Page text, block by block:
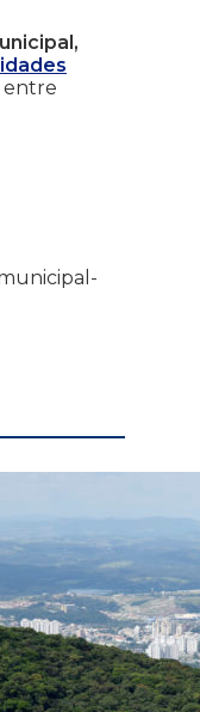
entre